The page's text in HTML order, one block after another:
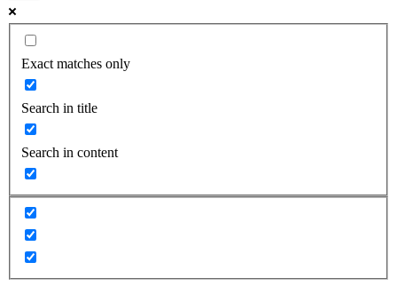
Exact matches only
Search in title
Search in content